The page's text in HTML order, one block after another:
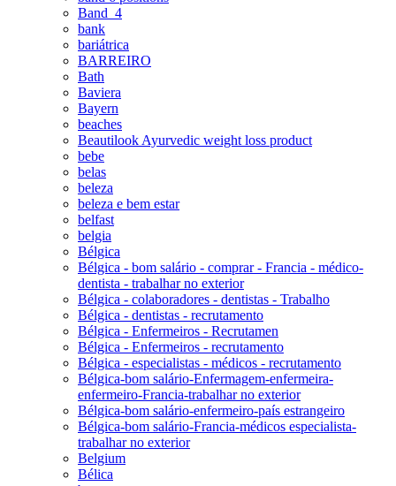
Band_4
bank
bariátrica
BARREIRO
Bath
Baviera
Bayern
beaches
Beautilook Ayurvedic weight loss product
bebe
belas
beleza
beleza e bem estar
belfast
belgia
Bélgica
Bélgica - bom salário - comprar - Francia - médico-
dentista - trabalhar no exterior
Bélgica - colaboradores - dentistas - Trabalho
Bélgica - dentistas - recrutamento
Bélgica - Enfermeiros - Recrutamen
Bélgica - Enfermeiros - recrutamento
Bélgica - especialistas - médicos - recrutamento
Bélgica-bom salário-Enfermagem-enfermeira-
enfermeiro-Francia-trabalhar no exterior
Bélgica-bom salário-enfermeiro-país estrangeiro
Bélgica-bom salário-Francia-médicos especialista-
trabalhar no exterior
Belgium
Bélica